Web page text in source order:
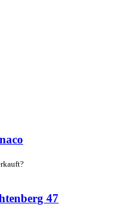
47